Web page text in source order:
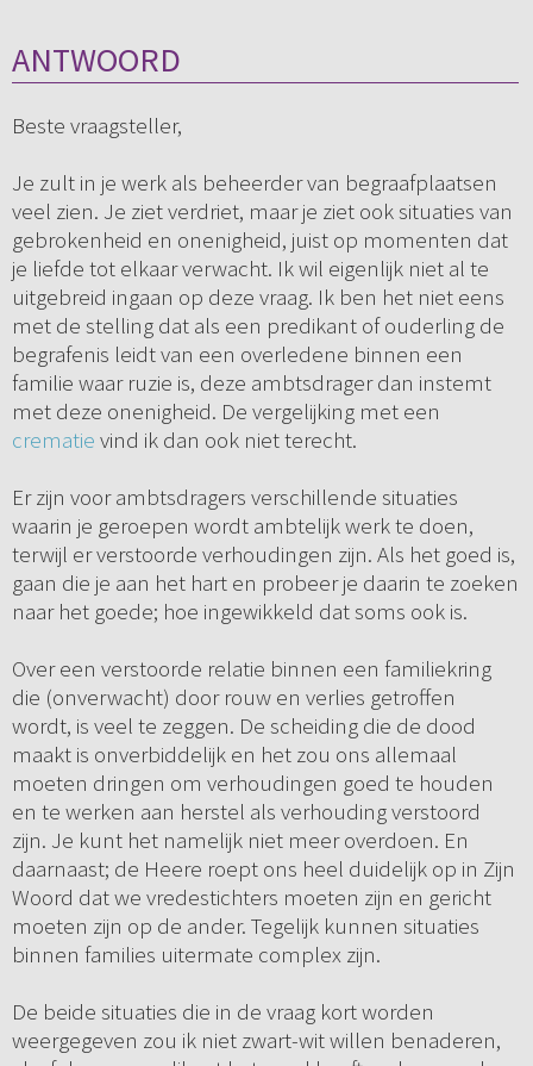
ANTWOORD
Beste vraagsteller,
Je zult in je werk als beheerder van begraafplaatsen
veel zien. Je ziet verdriet, maar je ziet ook situaties van
gebrokenheid en onenigheid, juist op momenten dat
je liefde tot elkaar verwacht. Ik wil eigenlijk niet al te
uitgebreid ingaan op deze vraag. Ik ben het niet eens
met de stelling dat als een predikant of ouderling de
begrafenis leidt van een overledene binnen een
familie waar ruzie is, deze ambtsdrager dan instemt
met deze onenigheid. De vergelijking met een
crematie vind ik dan ook niet terecht.
Er zijn voor ambtsdragers verschillende situaties
waarin je geroepen wordt ambtelijk werk te doen,
terwijl er verstoorde verhoudingen zijn. Als het goed is,
gaan die je aan het hart en probeer je daarin te zoeken
naar het goede; hoe ingewikkeld dat soms ook is.
Over een verstoorde relatie binnen een familiekring
die (onverwacht) door rouw en verlies getroffen
wordt, is veel te zeggen. De scheiding die de dood
maakt is onverbiddelijk en het zou ons allemaal
moeten dringen om verhoudingen goed te houden
en te werken aan herstel als verhouding verstoord
zijn. Je kunt het namelijk niet meer overdoen. En
daarnaast; de Heere roept ons heel duidelijk op in Zijn
Woord dat we vredestichters moeten zijn en gericht
moeten zijn op de ander. Tegelijk kunnen situaties
binnen families uitermate complex zijn.
De beide situaties die in de vraag kort worden
weergegeven zou ik niet zwart-wit willen benaderen,